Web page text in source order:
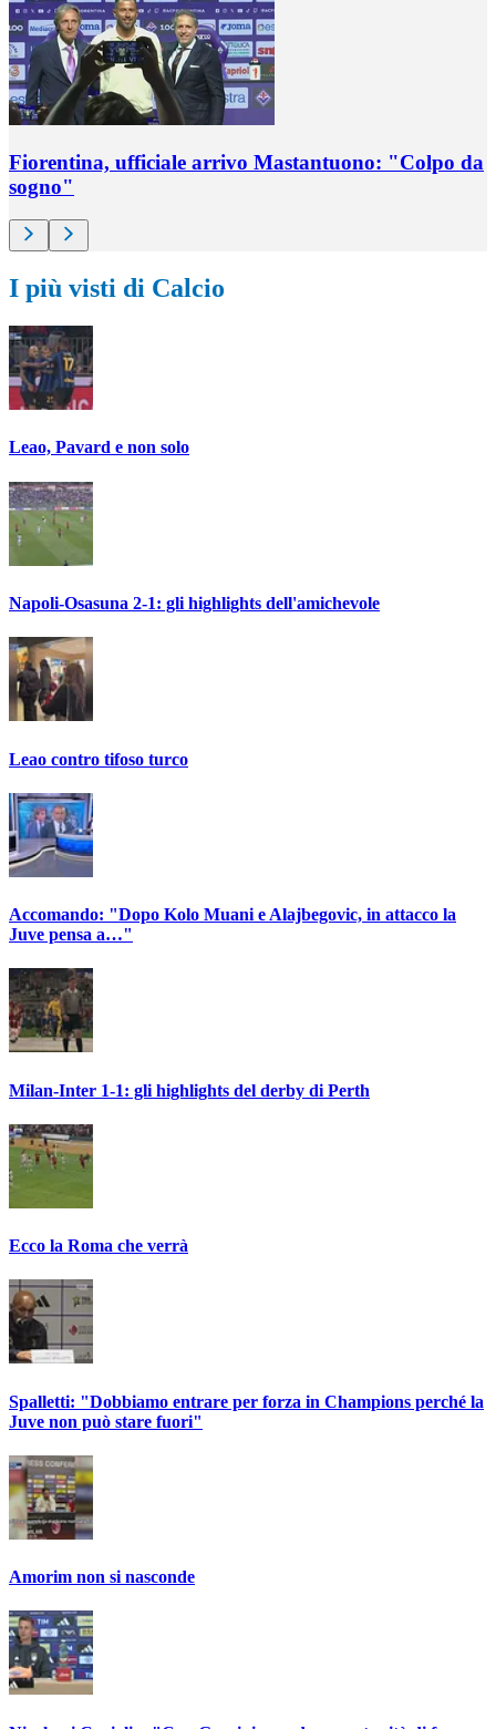
Fiorentina, ufficiale arrivo Mastantuono: "Colpo da
sogno"
I più visti di Calcio
Leao, Pavard e non solo
Napoli-Osasuna 2-1: gli highlights dell'amichevole
Leao contro tifoso turco
Accomando: "Dopo Kolo Muani e Alajbegovic, in attacco la
Juve pensa a…"
Milan-Inter 1-1: gli highlights del derby di Perth
Ecco la Roma che verrà
Spalletti: "Dobbiamo entrare per forza in Champions perché la
Juve non può stare fuori"
Amorim non si nasconde